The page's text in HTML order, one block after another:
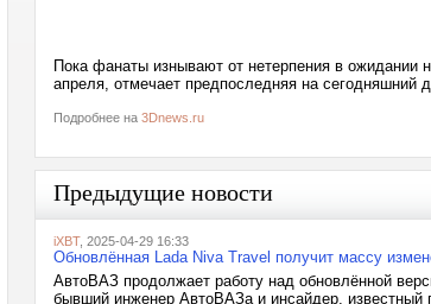
Пока фанаты изнывают от нетерпения в ожидании
апреля, отмечает предпоследняя на сегодняшний
Подробнее на 3Dnews.ru
Предыдущие новости
iXBT, 2025-04-29 16:33
Обновлённая Lada Niva Travel получит массу
АвтоВАЗ продолжает работу над обновлённой
бывший инженер АвтоВАЗа и инсайдер, известный